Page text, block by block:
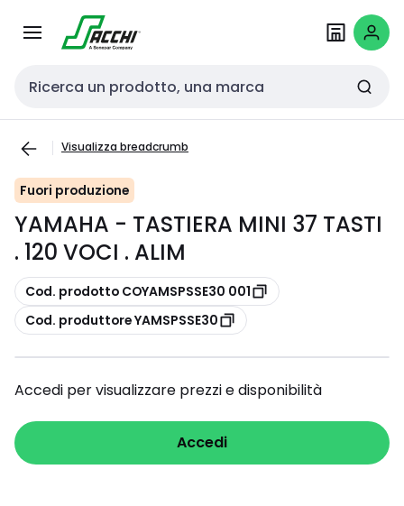
navigazionecontenuto
Cerca input
Visualizza breadcrumb
Fuori produzione
YAMAHA - TASTIERA MINI 37 TASTI
. 120 VOCI . ALIM
copia
Cod. prodotto COYAMSPSSE30 001
copia
Cod. produttore YAMSPSSE30
Accedi per visualizzare prezzi e disponibilità
Accedi